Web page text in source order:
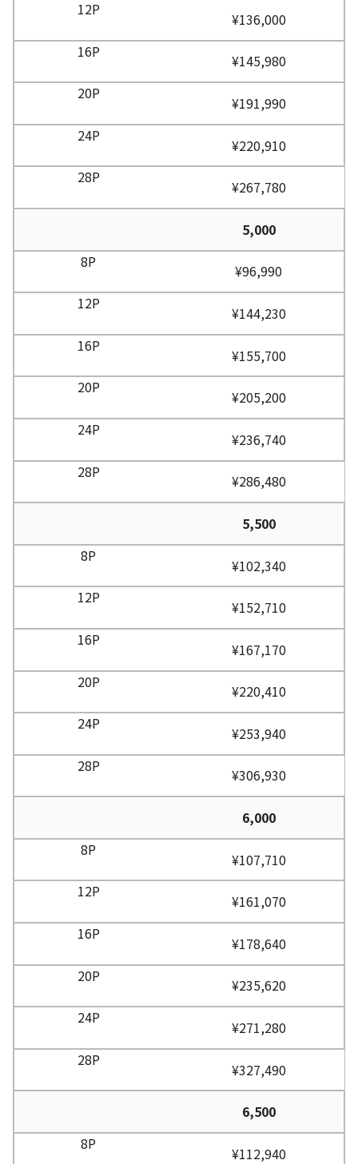
¥136,000
¥145,980
¥191,990
¥220,910
¥267,780
5,000
¥96,990
¥144,230
¥155,700
¥205,200
¥236,740
¥286,480
5,500
¥102,340
¥152,710
¥167,170
¥220,410
¥253,940
¥306,930
6,000
¥107,710
¥161,070
¥178,640
¥235,620
¥271,280
¥327,490
6,500
¥112,940